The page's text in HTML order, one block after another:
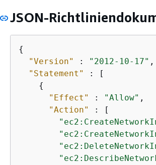
JSON-
{
"Version"
: "2012-10-17" ,
"Statement"
: [
{
"Effect"
: "Allow" ,
"Action"
: [